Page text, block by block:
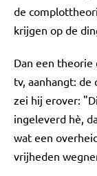
de
krijgen op de
Dan een theorie
tv, aanhangt: de
zei hij erover:
ingeleverd hè,
wat een
vrijheden